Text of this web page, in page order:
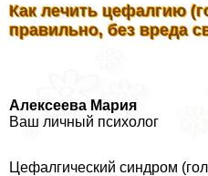
Как лечить цефалгию
правильно, без вреда
Алексеева Мария
Ваш личный психолог
Цефалгический синдром